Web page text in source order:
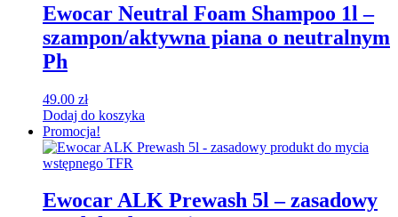
Ewocar Neutral Foam Shampoo 1l –
szampon/aktywna piana o neutralnym
Ph
49.00 zł
Dodaj do koszyka
Promocja!
Ewocar ALK Prewash 5l – zasadowy